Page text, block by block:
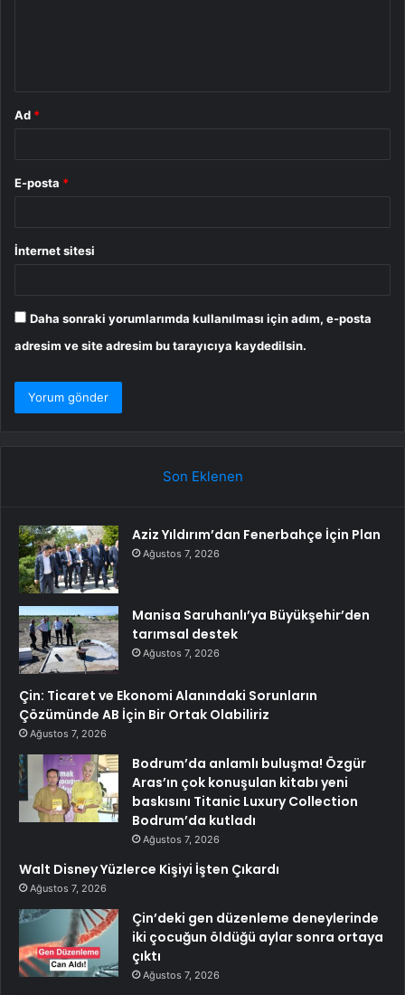
Ad *
E-posta *
İnternet sitesi
Daha sonraki yorumlarımda kullanılması için adım, e-posta
adresim ve site adresim bu tarayıcıya kaydedilsin.
Son Eklenen
Aziz Yıldırım’dan Fenerbahçe İçin Plan
Ağustos 7, 2026
Manisa Saruhanlı’ya Büyükşehir’den
tarımsal destek
Ağustos 7, 2026
Çin: Ticaret ve Ekonomi Alanındaki Sorunların
Çözümünde AB İçin Bir Ortak Olabiliriz
Ağustos 7, 2026
Bodrum’da anlamlı buluşma! Özgür
Aras’ın çok konuşulan kitabı yeni
baskısını Titanic Luxury Collection
Bodrum’da kutladı
Ağustos 7, 2026
Walt Disney Yüzlerce Kişiyi İşten Çıkardı
Ağustos 7, 2026
Çin’deki gen düzenleme deneylerinde
iki çocuğun öldüğü aylar sonra ortaya
çıktı
Ağustos 7, 2026